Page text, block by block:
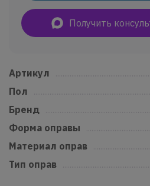
Получить
Артикул
Пол
Бренд
Форма оправы
Материал оправ
Тип оправ